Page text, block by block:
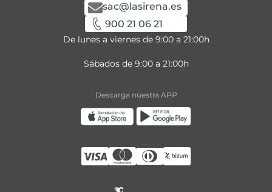
sac@lasirena.es
900 21 06 21
De lunes a viernes de 9:00 a 21:00h
Sábados de 9:00 a 21:00h
Descarga nuestra APP